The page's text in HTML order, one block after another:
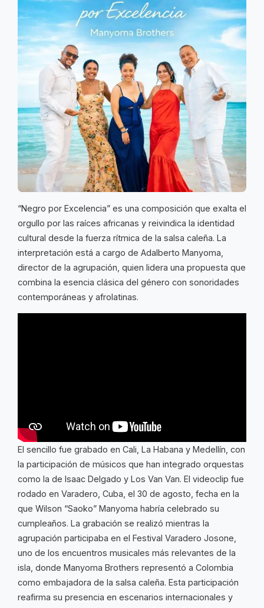
“Negro por Excelencia” es una composición que exalta el
orgullo por las raíces africanas y reivindica la identidad
cultural desde la fuerza rítmica de la salsa caleña. La
interpretación está a cargo de Adalberto Manyoma,
director de la agrupación, quien lidera una propuesta que
combina la esencia clásica del género con sonoridades
contemporáneas y afrolatinas.
El sencillo fue grabado en Cali, La Habana y Medellín, con
la participación de músicos que han integrado orquestas
como la de Isaac Delgado y Los Van Van. El videoclip fue
rodado en Varadero, Cuba, el 30 de agosto, fecha en la
que Wilson “Saoko” Manyoma habría celebrado su
cumpleaños. La grabación se realizó mientras la
agrupación participaba en el Festival Varadero Josone,
uno de los encuentros musicales más relevantes de la
isla, donde Manyoma Brothers representó a Colombia
como embajadora de la salsa caleña. Esta participación
reafirma su presencia en escenarios internacionales y